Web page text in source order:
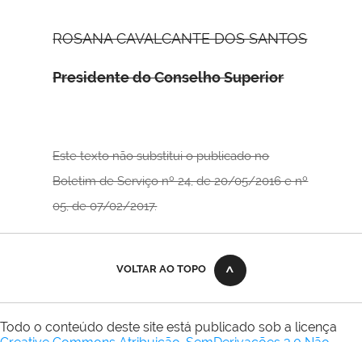
ROSANA CAVALCANTE DOS SANTOS
Presidente do Conselho Superior
Este texto não substitui o publicado no
Boletim de Serviço nº 24, de 20/05/2016 e nº
05, de 07/02/2017.
VOLTAR AO TOPO
Todo o conteúdo deste site está publicado sob a licença